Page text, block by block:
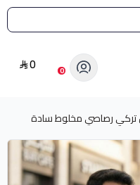
حرارية 0
0
تركي رصاصي مخلوط سادة